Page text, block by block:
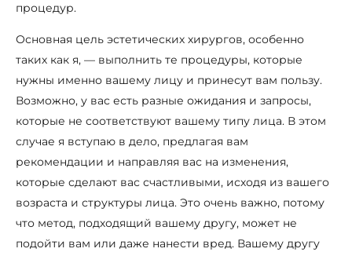
процедур.
Основная цель эстетических хирургов, особенно
таких как я, — выполнить те процедуры, которые
нужны именно вашему лицу и принесут вам пользу.
Возможно, у вас есть разные ожидания и запросы,
которые не соответствуют вашему типу лица. В этом
случае я вступаю в дело, предлагая вам
рекомендации и направляя вас на изменения,
которые сделают вас счастливыми, исходя из вашего
возраста и структуры лица. Это очень важно, потому
что метод, подходящий вашему другу, может не
подойти вам или даже нанести вред. Вашему другу